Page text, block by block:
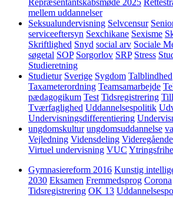
Repræsentantskabsmøde 2025
mellem uddannelser
Seksualundervisning Selvcensur
serviceeftersyn Sexchikane Sexisme
Skriftlighed Snyd social arv Sociale
søgetal SOP Sorgorlov SRP Stress
Studieretning
Studietur Sverige Sygdom Talblindhed
Taxameterordning Teamsamarbejde
pædagogikum Test Tidsregistrering
Tværfaglighed Uddannelsespolitik
Undervisningsdifferentiering
ungdomskultur ungdomsuddannelse
Vejledning Vidensdeling
Virtuel undervisning VUC
Gymnasiereform 2016 Kunstig
2030 Eksamen Fremmedsprog Corona
Tidsregistrering OK 13